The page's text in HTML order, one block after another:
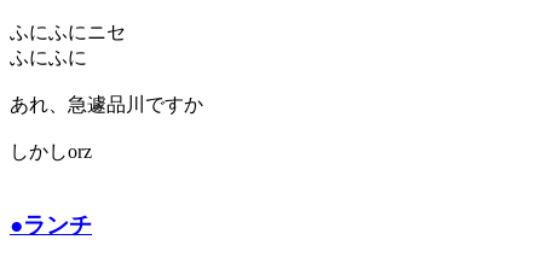
ふにふにニセ
ふにふに
あれ、急遽品川ですか
しかしorz
●ランチ